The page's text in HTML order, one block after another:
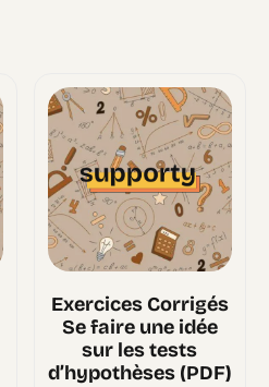
Exercices Corrigés
Se faire une idée
sur les tests
d’hypothèses (PDF)